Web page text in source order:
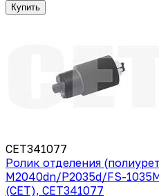
Купить
CET341077
Ролик отделения
M2040dn/P2035d/FS-
(CET), CET341077